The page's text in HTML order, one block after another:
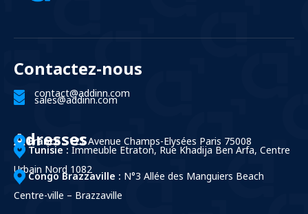
Contactez-nous
contact@addinn.com
sales@addinn.com
Adresses
France :121 Avenue Champs-Elysées Paris 75008
Tunisie : Immeuble Etraton, Rue Khadija Ben Arfa, Centre
Urbain Nord 1082
Congo Brazzaville : N°3 Allée des Manguiers Beach
Centre-ville – Brazzaville